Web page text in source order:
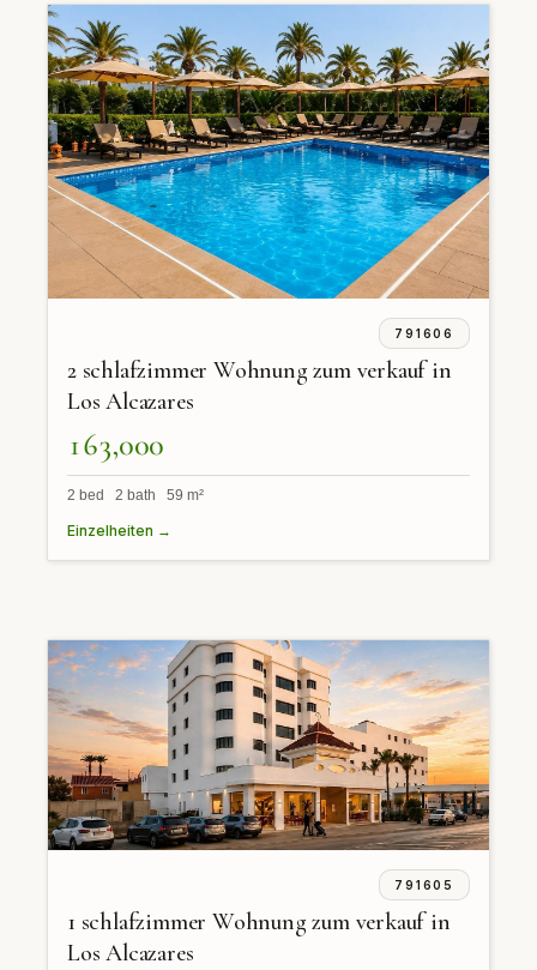
791606
2 schlafzimmer Wohnung zum verkauf in
Los Alcazares
163,000
2 bed 2 bath 59 m²
Einzelheiten →
791605
1 schlafzimmer Wohnung zum verkauf in
Los Alcazares